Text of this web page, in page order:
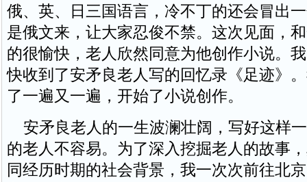
俄、英、日三国语言，冷不丁的还会冒出
是俄文来，让大家忍俊不禁。这次见面，
的很愉快，老人欣然同意为他创作小说。
快收到了安矛良老人写的回忆录《足迹》
了一遍又一遍，开始了小说创作。
安矛良老人的一生波澜壮阔，写好这样
的老人不容易。为了深入挖掘老人的故事
同经历时期的社会背景，我一次次前往北